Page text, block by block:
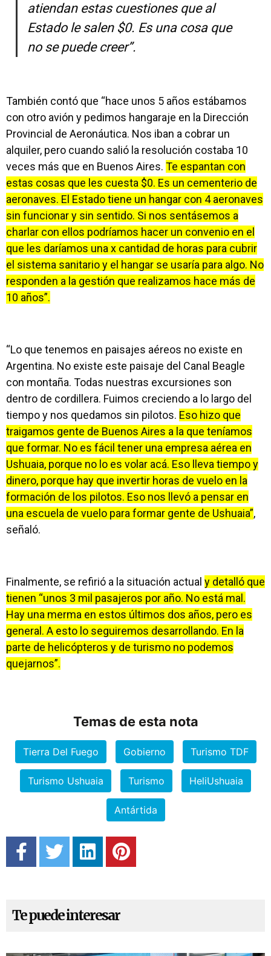
atiendan estas cuestiones que al
Estado le salen $0. Es una cosa que
no se puede creer”.
También contó que “hace unos 5 años estábamos
con otro avión y pedimos hangaraje en la Dirección
Provincial de Aeronáutica. Nos iban a cobrar un
alquiler, pero cuando salió la resolución costaba 10
veces más que en Buenos Aires. Te espantan con
estas cosas que les cuesta $0. Es un cementerio de
aeronaves. El Estado tiene un hangar con 4 aeronaves
sin funcionar y sin sentido. Si nos sentásemos a
charlar con ellos podríamos hacer un convenio en el
que les daríamos una x cantidad de horas para cubrir
el sistema sanitario y el hangar se usaría para algo. No
responden a la gestión que realizamos hace más de
10 años”.
“Lo que tenemos en paisajes aéreos no existe en
Argentina. No existe este paisaje del Canal Beagle
con montaña. Todas nuestras excursiones son
dentro de cordillera. Fuimos creciendo a lo largo del
tiempo y nos quedamos sin pilotos. Eso hizo que
traigamos gente de Buenos Aires a la que teníamos
que formar. No es fácil tener una empresa aérea en
Ushuaia, porque no lo es volar acá. Eso lleva tiempo y
dinero, porque hay que invertir horas de vuelo en la
formación de los pilotos. Eso nos llevó a pensar en
una escuela de vuelo para formar gente de Ushuaia”,
señaló.
Finalmente, se refirió a la situación actual y detalló que
tienen “unos 3 mil pasajeros por año. No está mal.
Hay una merma en estos últimos dos años, pero es
general. A esto lo seguiremos desarrollando. En la
parte de helicópteros y de turismo no podemos
quejarnos”.
Temas de esta nota
Tierra Del Fuego Gobierno Turismo TDF
Turismo Ushuaia Turismo HeliUshuaia
Antártida
Te puede interesar